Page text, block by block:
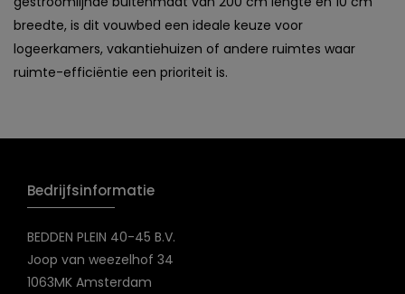
breedte, is dit vouwbed een ideale keuze voor
logeerkamers, vakantiehuizen of andere ruimtes waar
ruimte-efficiëntie een prioriteit is.
Bedrijfsinformatie
BEDDEN PLEIN 40-45 B.V.
Joop van weezelhof 34
1063MK Amsterdam